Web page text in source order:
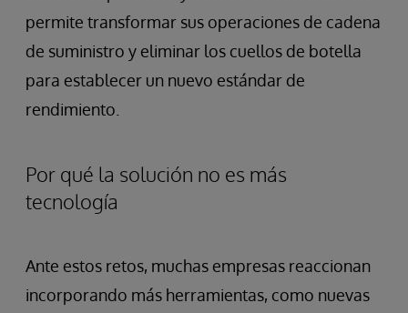
permite transformar sus operaciones de cadena
de suministro y eliminar los cuellos de botella
para establecer un nuevo estándar de
rendimiento.
Por qué la solución no es más
tecnología
Ante estos retos, muchas empresas reaccionan
incorporando más herramientas, como nuevas